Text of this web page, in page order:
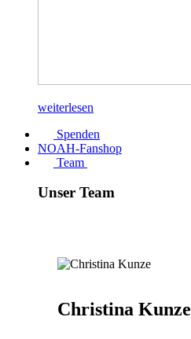
weiterlesen
Spenden
NOAH-Fanshop
Team
Unser Team
Christina Kunze